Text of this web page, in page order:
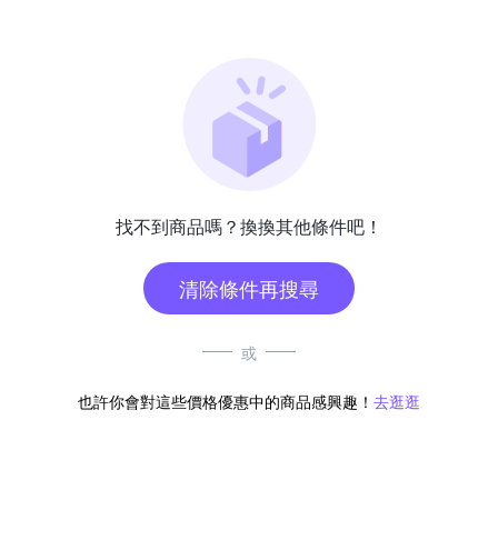
找不到商品嗎？換換其他條件吧！
清除條件再搜尋
或
也許你會對這些價格優惠中的商品感興趣！ 去逛逛